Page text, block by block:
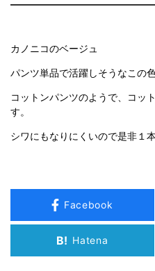
カノニコのベージュ
パンツ単品で活躍しそうなこの
コットンパンツのようで、コッ
す。
シワにもなりにくいので是非１
Facebook
B! Hatena